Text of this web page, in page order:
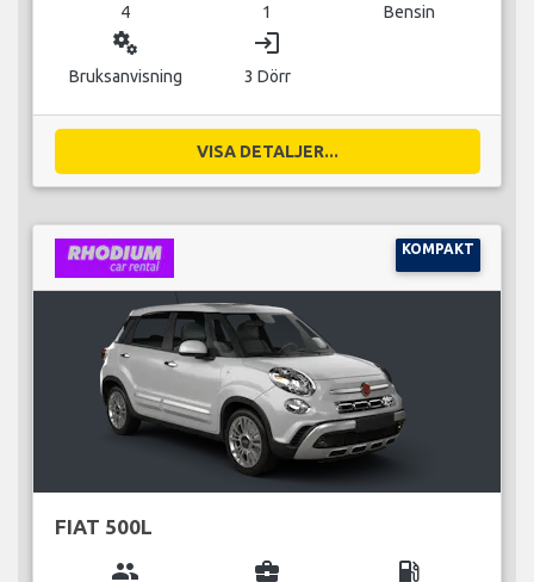
4 1 Bensin
miscellaneous_services
Bruksanvisning
login
3 Dörr
VISA DETALJER...
KOMPAKT
FIAT 500L
group business_center local_gas_station